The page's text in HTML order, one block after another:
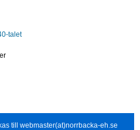
talet
till webmaster(at)norrbacka-eh.se